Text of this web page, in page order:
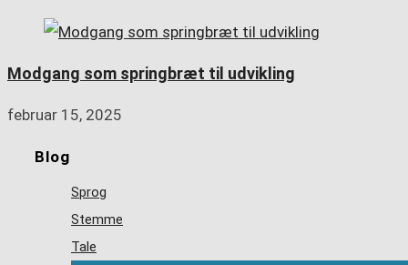
Modgang som springbræt til udvikling
februar 15, 2025
Blog
Sprog
Stemme
Tale